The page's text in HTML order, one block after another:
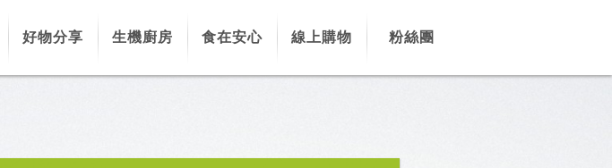
好物分享 生機廚房 食在安心 線上購物 粉絲團